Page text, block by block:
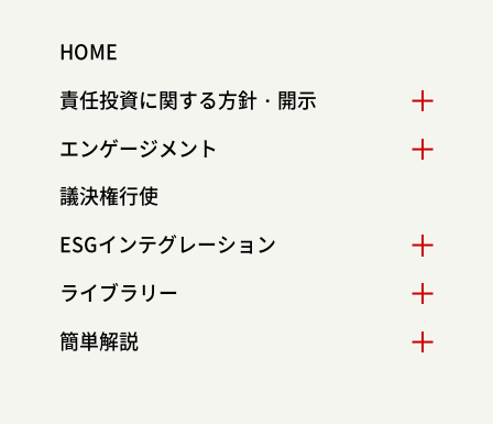
HOME
責任投資に関する方針・開示
エンゲージメント
議決権行使
ESGインテグレーション
ライブラリー
簡単解説